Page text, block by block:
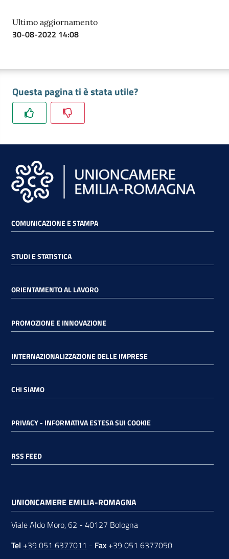
Ultimo aggiornamento
30-08-2022 14:08
Questa pagina ti è stata utile?
COMUNICAZIONE E STAMPA
STUDI E STATISTICA
ORIENTAMENTO AL LAVORO
PROMOZIONE E INNOVAZIONE
INTERNAZIONALIZZAZIONE DELLE IMPRESE
CHI SIAMO
PRIVACY - INFORMATIVA ESTESA SUI COOKIE
RSS FEED
UNIONCAMERE EMILIA-ROMAGNA
Viale Aldo Moro, 62 - 40127 Bologna
Tel +39 051 6377011 - Fax +39 051 6377050